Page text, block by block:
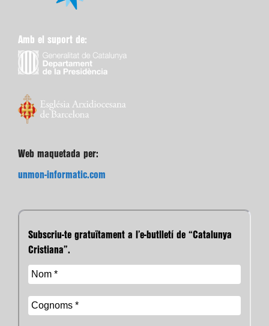
Amb el suport de:
Web maquetada per:
unmon-informatic.com
Subscriu-te gratuïtament a l’e-butlletí de “Catalunya
Cristiana”.